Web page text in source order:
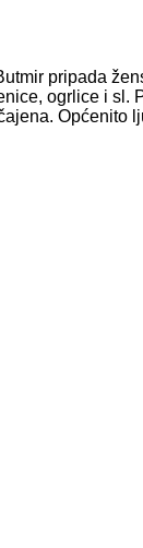
pripada
ogrlice i sl.
Općenito